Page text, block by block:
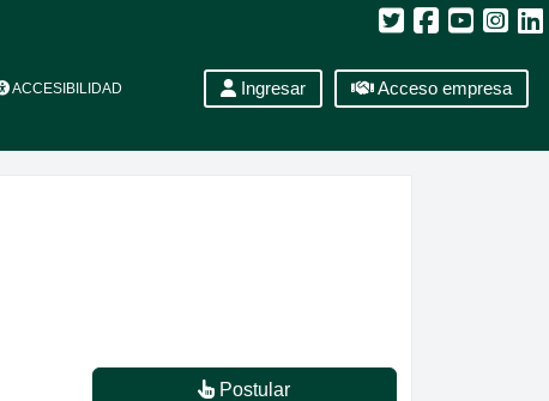
ACCESIBILIDAD Ingresar Acceso empresa
Postular